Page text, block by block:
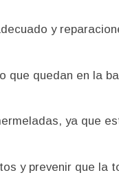
y
quedan en la
ya que
y prevenir que la